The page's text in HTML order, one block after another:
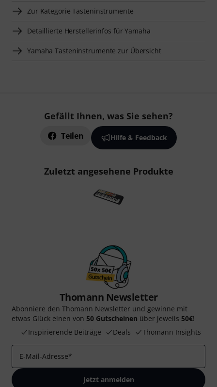
Zur Kategorie Tasteninstrumente
Detaillierte Herstellerinfos für Yamaha
Yamaha Tasteninstrumente zur Übersicht
Gefällt Ihnen, was Sie sehen?
Teilen Hilfe & Feedback
Zuletzt angesehene Produkte
Thomann Newsletter
Abonniere den Thomann Newsletter und gewinne mit
etwas Glück einen von 50 Gutscheinen über jeweils 50€!
Inspirierende Beiträge
Deals Thomann Insights
E-Mail-Adresse*
Jetzt anmelden